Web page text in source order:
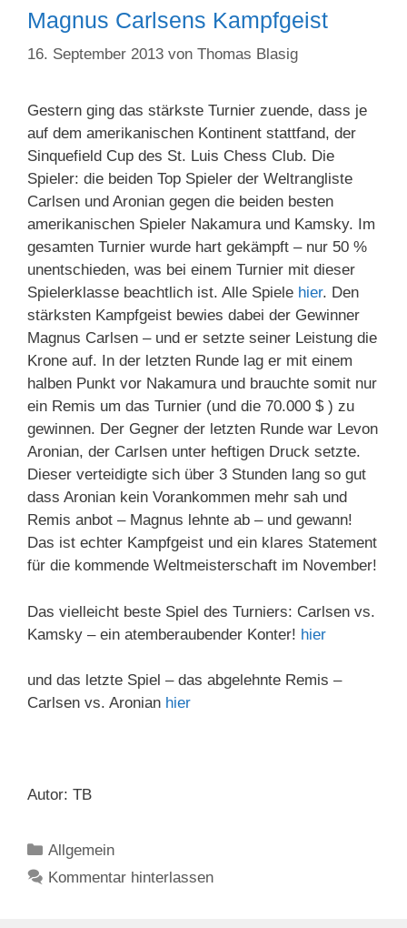
Magnus Carlsens Kampfgeist
16. September 2013 von Thomas Blasig
Gestern ging das stärkste Turnier zuende, dass je
auf dem amerikanischen Kontinent stattfand, der
Sinquefield Cup des St. Luis Chess Club. Die
Spieler: die beiden Top Spieler der Weltrangliste
Carlsen und Aronian gegen die beiden besten
amerikanischen Spieler Nakamura und Kamsky. Im
gesamten Turnier wurde hart gekämpft – nur 50 %
unentschieden, was bei einem Turnier mit dieser
Spielerklasse beachtlich ist. Alle Spiele hier. Den
stärksten Kampfgeist bewies dabei der Gewinner
Magnus Carlsen – und er setzte seiner Leistung die
Krone auf. In der letzten Runde lag er mit einem
halben Punkt vor Nakamura und brauchte somit nur
ein Remis um das Turnier (und die 70.000 $ ) zu
gewinnen. Der Gegner der letzten Runde war Levon
Aronian, der Carlsen unter heftigen Druck setzte.
Dieser verteidigte sich über 3 Stunden lang so gut
dass Aronian kein Vorankommen mehr sah und
Remis anbot – Magnus lehnte ab – und gewann!
Das ist echter Kampfgeist und ein klares Statement
für die kommende Weltmeisterschaft im November!
Das vielleicht beste Spiel des Turniers: Carlsen vs.
Kamsky – ein atemberaubender Konter! hier
und das letzte Spiel – das abgelehnte Remis –
Carlsen vs. Aronian hier
Autor: TB
Kategorien
Allgemein
Kommentar hinterlassen